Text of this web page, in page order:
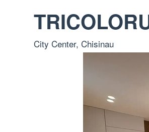
City Center, Chisinau